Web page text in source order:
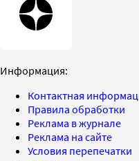
Информация:
Контактная
Правила обработки
Реклама в журнале
Реклама на сайте
Условия перепечатки